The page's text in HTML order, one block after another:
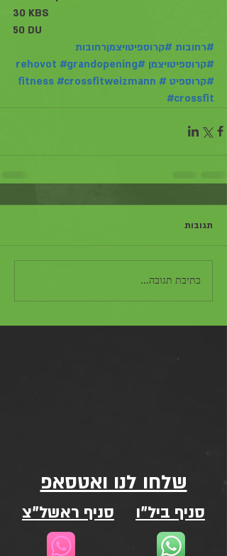
30 KBS
50 DU
#רחובות #קרוספיטויצמןרחובות
#קרוספיטויצמן #rehovot
#grandopening
#קרוספיט #fitness
#crossfitweizmann
#crossfit
תגובות
כתיבת תגובה...
שלחו לנו ואטסאפ
סניף ביל"ו סניף ראשל"צ